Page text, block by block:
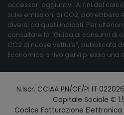
accessori aggiuntivi. Ai fini del
sulle emissioni di CO2, potrebbero
diversi da quelli indicati. Per
consultare la “Guida ai consumi di
CO2 di nuove vetture”, pubblicata
Economico o rivolgervi presso una
N.Iscr. CCIAA PN/CF/PI IT
Capitale Sociale €
Codice Fatturazione